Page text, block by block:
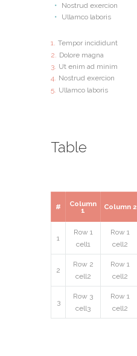
Nostrud exercion
Ullamco laboris
Tempor incididunt
Dolore magna
Ut enim ad minim
Nostrud exercion
Ullamco laboris
Table
# Column
1 Column 2
1
Row 1
cell1
Row 1
cell2
2
Row 2
cell2
Row 1
cell2
3
Row 3
cell3
Row 1
cell2